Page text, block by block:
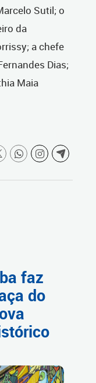
Sutil; o
da
a chefe
Dias;
Maia
faz
do